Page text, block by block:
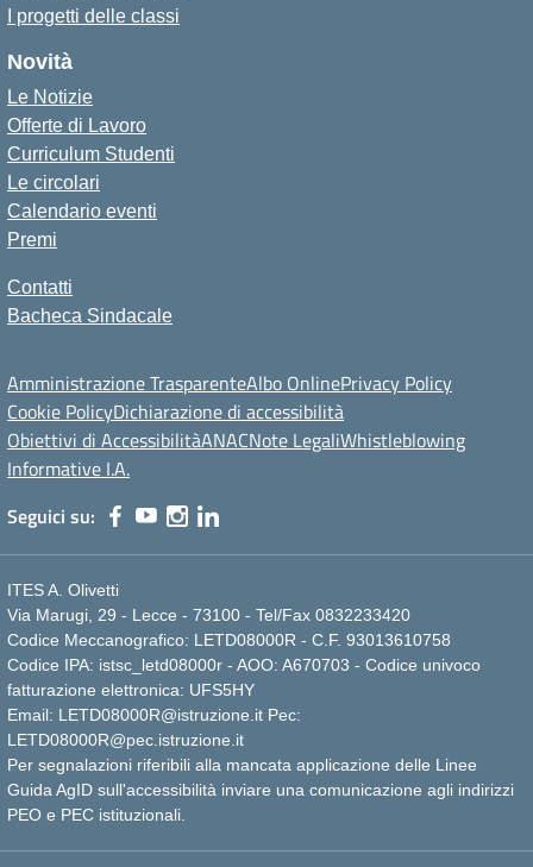
I progetti delle classi
Novità
Le Notizie
Offerte di Lavoro
Curriculum Studenti
Le circolari
Calendario eventi
Premi
Contatti
Bacheca Sindacale
Amministrazione TrasparenteAlbo OnlinePrivacy Policy
Cookie PolicyDichiarazione di accessibilità
Obiettivi di AccessibilitàANACNote LegaliWhistleblowing
Informative I.A.
Seguici su:
ITES A. Olivetti
Via Marugi, 29 - Lecce - 73100 - Tel/Fax 0832233420
Codice Meccanografico: LETD08000R - C.F. 93013610758
Codice IPA: istsc_letd08000r - AOO: A670703 - Codice univoco
fatturazione elettronica: UFS5HY
Email: LETD08000R@istruzione.it Pec:
LETD08000R@pec.istruzione.it
Per segnalazioni riferibili alla mancata applicazione delle Linee
Guida AgID sull'accessibilità inviare una comunicazione agli indirizzi
PEO e PEC istituzionali.